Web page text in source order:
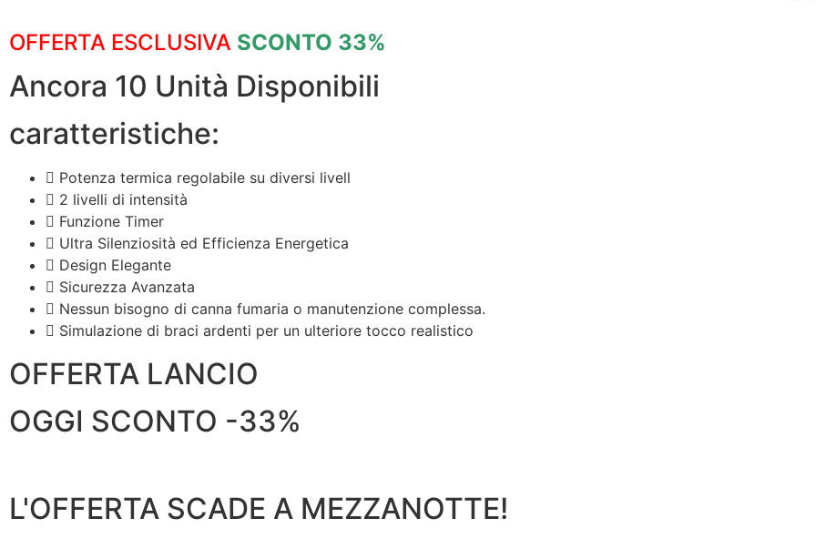
OFFERTA ESCLUSIVA SCONTO 33%
Ancora 10 Unità Disponibili
caratteristiche:
Potenza termica regolabile su diversi livell
2 livelli di intensità
Funzione Timer
Ultra Silenziosità ed Efficienza Energetica
Design Elegante
Sicurezza Avanzata
Nessun bisogno di canna fumaria o manutenzione complessa.
Simulazione di braci ardenti per un ulteriore tocco realistico
OFFERTA LANCIO
OGGI SCONTO -33%
L'OFFERTA SCADE A MEZZANOTTE!